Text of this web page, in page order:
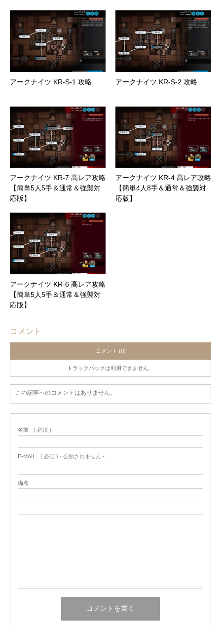
アークナイツ KR-S-1 攻略 アークナイツ KR-S-2 攻略
アークナイツ KR-7 高レア攻略
【簡単5人5手＆通常＆強襲対
応版】
アークナイツ KR-4 高レア攻略
【簡単4人8手＆通常＆強襲対
応版】
アークナイツ KR-6 高レア攻略
【簡単5人5手＆通常＆強襲対
応版】
コメント
コメント (0)
トラックバックは利用できません。
この記事へのコメントはありません。
名前 ( 必須 )
E-MAIL ( 必須 ) - 公開されません -
備考